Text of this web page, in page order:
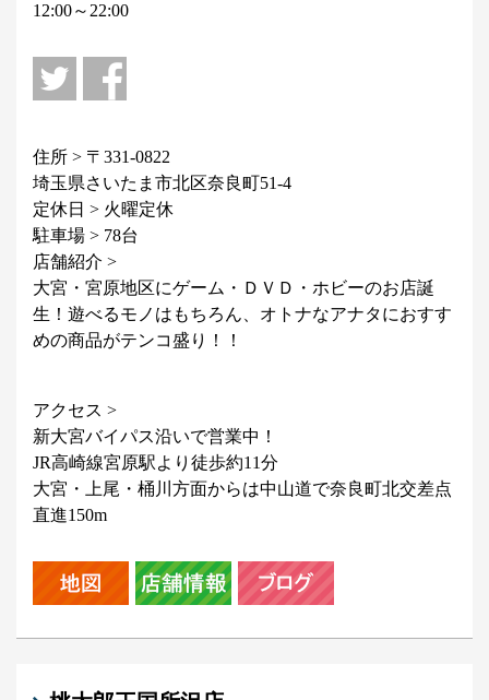
12:00～22:00
住所 > 〒331-0822
埼玉県さいたま市北区奈良町51-4
定休日 > 火曜定休
駐車場 > 78台
店舗紹介 >
大宮・宮原地区にゲーム・ＤＶＤ・ホビーのお店誕
生！遊べるモノはもちろん、オトナなアナタにおすす
めの商品がテンコ盛り！！
アクセス >
新大宮バイパス沿いで営業中！
JR高崎線宮原駅より徒歩約11分
大宮・上尾・桶川方面からは中山道で奈良町北交差点
直進150m